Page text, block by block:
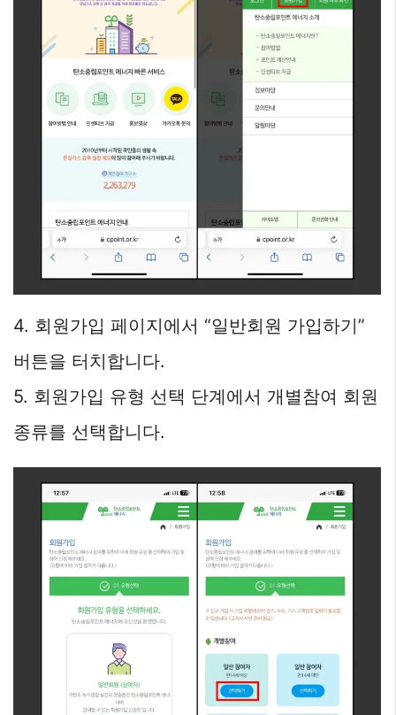
4. 회원가입 페이지에서 “일반회원 가입하기”
버튼을 터치합니다.
5. 회원가입 유형 선택 단계에서 개별참여 회원
종류를 선택합니다.